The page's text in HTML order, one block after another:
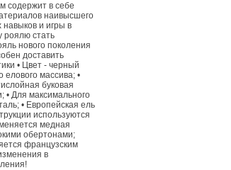
содержит в себе
наивысшего
навыков и игры в
роялю стать
нового поколения
доставить
• Цвет - черный
массива; •
буковая
• Для максимального
• Европейская ель
используются
медная
обертонами;
французским
в